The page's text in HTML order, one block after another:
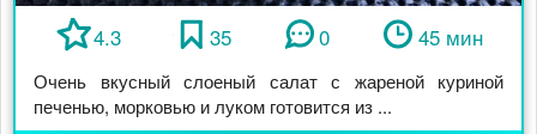
4.3 35 0 45 мин
Очень вкусный слоеный салат с жареной куриной
печенью, морковью и луком готовится из ...